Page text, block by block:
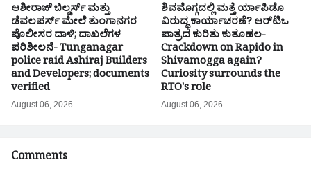
ಆಶೀರಾಜ್ ಬಿಲ್ಡರ್ಸ್ ಮತ್ತು
ಡೆವಲಪರ್ಸ್ ಮೇಲೆ ತುಂಗಾನಗರ
ಪೊಲೀಸರ ದಾಳಿ; ದಾಖಲೆಗಳ
ಪರಿಶೀಲನೆ- Tunganagar
police raid Ashiraj Builders
and Developers; documents
verified
August 06, 2026
ಶಿವಮೊಗ್ಗದಲ್ಲಿ ಮತ್ತೆ ರ್ಯಾಪಿಡೊ
ವಿರುದ್ಧ ಕಾರ್ಯಾಚರಣೆ? ಆರ್‌ಟಿಒ
ಪಾತ್ರದ ಕುರಿತು ಕುತೂಹಲ-
Crackdown on Rapido in
Shivamogga again?
Curiosity surrounds the
RTO's role
August 06, 2026
Comments